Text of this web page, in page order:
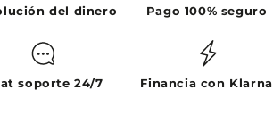
del dinero Pago 100% seguro
soporte 24/7 Financia con Klarna